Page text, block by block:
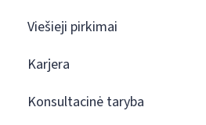
Viešieji pirkimai
Karjera
Konsultacinė taryba